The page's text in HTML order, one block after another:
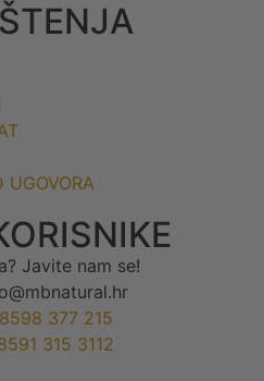
UGOVORA
Javite nam se!
377 215
315 3112